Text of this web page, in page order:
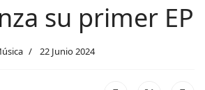
su primer EP
22 Junio 2024